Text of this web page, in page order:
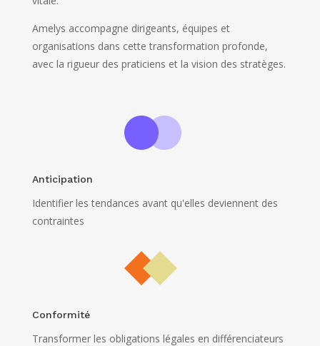
Amelys accompagne dirigeants, équipes et
organisations dans cette transformation profonde,
avec la rigueur des praticiens et la vision des stratèges.
Anticipation
Identifier les tendances avant qu'elles deviennent des
contraintes
Conformité
Transformer les obligations légales en différenciateurs